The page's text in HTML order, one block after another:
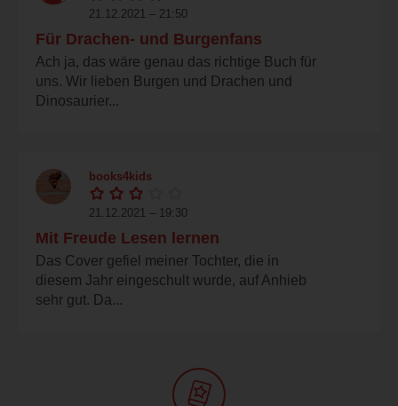
21.12.2021 – 21:50
Für Drachen- und Burgenfans
Ach ja, das wäre genau das richtige Buch für
uns. Wir lieben Burgen und Drachen und
Dinosaurier...
books4kids
21.12.2021 – 19:30
Mit Freude Lesen lernen
Das Cover gefiel meiner Tochter, die in
diesem Jahr eingeschult wurde, auf Anhieb
sehr gut. Da...